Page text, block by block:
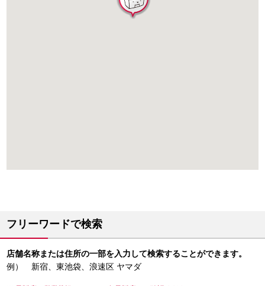
フリーワードで検索
店舗名称または住所の一部を入力して検索することができます。
例） 新宿、東池袋、浪速区 ヤマダ